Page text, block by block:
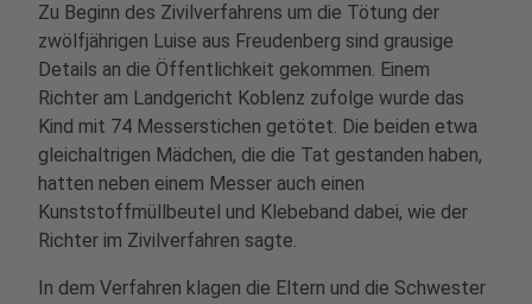
Zu Beginn des Zivilverfahrens um die Tötung der
zwölfjährigen Luise aus Freudenberg sind grausige
Details an die Öffentlichkeit gekommen. Einem
Richter am Landgericht Koblenz zufolge wurde das
Kind mit 74 Messerstichen getötet. Die beiden etwa
gleichaltrigen Mädchen, die die Tat gestanden haben,
hatten neben einem Messer auch einen
Kunststoffmüllbeutel und Klebeband dabei, wie der
Richter im Zivilverfahren sagte.
In dem Verfahren klagen die Eltern und die Schwester